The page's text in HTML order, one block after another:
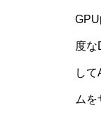
度
し
ムを